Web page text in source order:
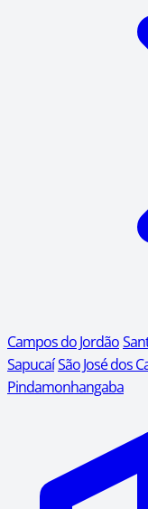
Campos do Jordão
SapucaíSão José dos
Pindamonhangaba